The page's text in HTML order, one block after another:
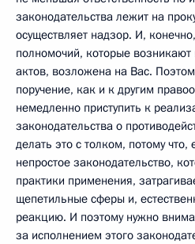
законодательства лежит на
осуществляет надзор. И,
полномочий, которые возникают
актов, возложена на Вас.
поручение, как и к другим
немедленно приступить к
законодательства о
делать это с толком, потому
непростое законодательство,
практики применения,
щепетильные сферы и,
реакцию. И поэтому нужно
за исполнением этого